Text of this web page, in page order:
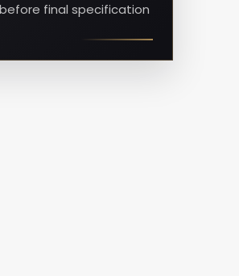
final specification.